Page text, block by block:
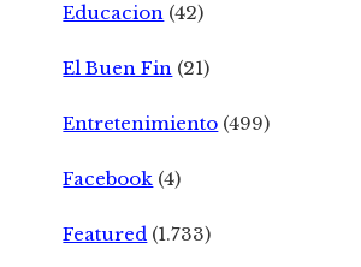
Educacion (42)
El Buen Fin (21)
Entretenimiento (499)
Facebook (4)
Featured (1.733)